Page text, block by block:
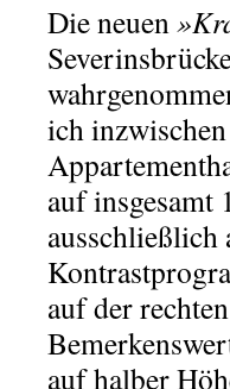
Die neuen
ich
auf insgesamt
ausschließlich
auf der
auf halber